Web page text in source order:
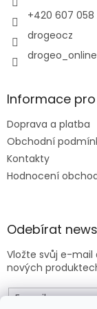
+420 607
drogeocz
Informace
Doprava a platba
Obchodní
Kontakty
Hodnocení
Odebírat
Vložte svůj e-
nových
E-mail